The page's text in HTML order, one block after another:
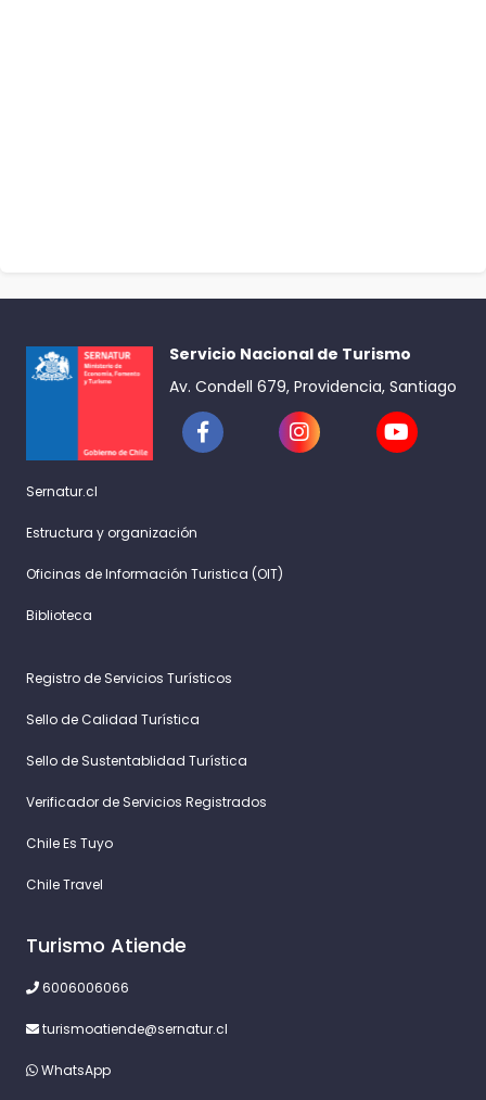
Servicio Nacional de Turismo
Av. Condell 679, Providencia, Santiago
Sernatur.cl
Estructura y organización
Oficinas de Información Turistica (OIT)
Biblioteca
Registro de Servicios Turísticos
Sello de Calidad Turística
Sello de Sustentablidad Turística
Verificador de Servicios Registrados
Chile Es Tuyo
Chile Travel
Turismo Atiende
6006006066
turismoatiende@sernatur.cl
WhatsApp